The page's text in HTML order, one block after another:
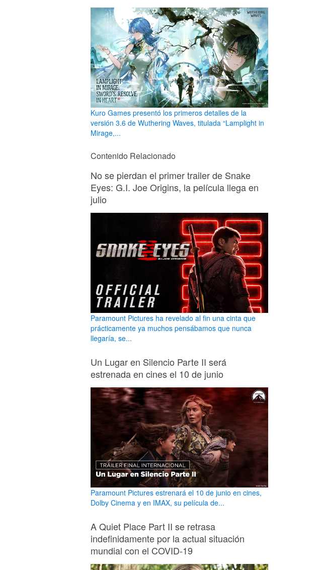
Kuro Games presentó los primeros detalles de la
versión 3.6 de Wuthering Waves, titulada “Lamplight in
Mirage,...
Contenido Relacionado
No se pierdan el primer trailer de Snake
Eyes: G.I. Joe Origins, la película llega en
julio
Paramount Pictures ha revelado al fin una cinta que
prácticamente ya muchos pensábamos que nunca
llegaría, se...
Un Lugar en Silencio Parte II será
estrenada en cines el 10 de junio
Paramount Pictures estrenará el 10 de junio en cines,
Dolby Cinema y en IMAX, su película de...
A Quiet Place Part II se retrasa
indefinidamente por la actual situación
mundial con el COVID-19